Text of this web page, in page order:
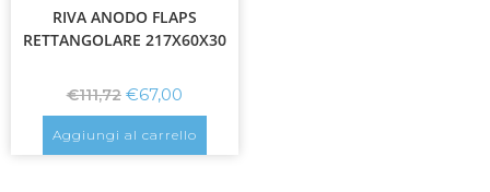
RIVA ANODO FLAPS
RETTANGOLARE 217X60X30
€111,72 €67,00
Aggiungi al carrello